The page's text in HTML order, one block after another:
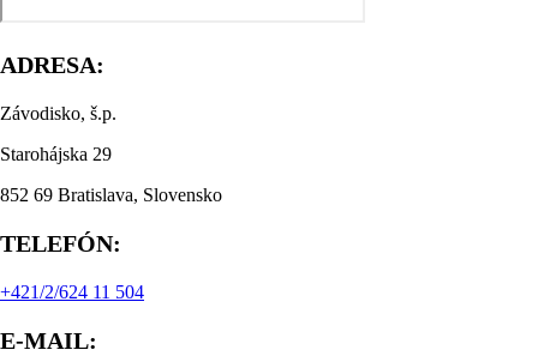
ADRESA:
Závodisko, š.p.
Starohájska 29
852 69 Bratislava, Slovensko
TELEFÓN:
+421/2/624 11 504
E-MAIL: